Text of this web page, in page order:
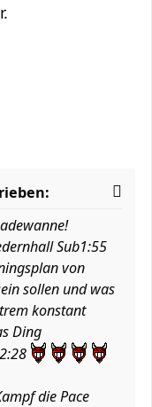
Sub1:55
von
sollen und was
konstant
Ding
die Pace